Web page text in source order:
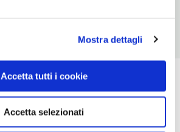
Mostra dettagli
Accetta tutti i cookie
Accetta selezionati